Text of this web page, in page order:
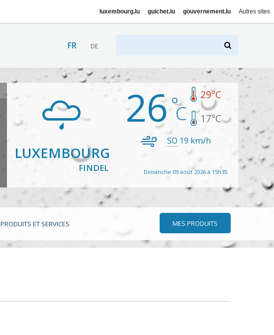
luxembourg.lu guichet.lu gouvernement.lu Autres sites
FR DE
LUXEMBOURG
FINDEL
26 29°C
17°C
SO 19 km/h
Dimanche 09 août 2026 à 15h35
PRODUITS ET SERVICES MES PRODUITS